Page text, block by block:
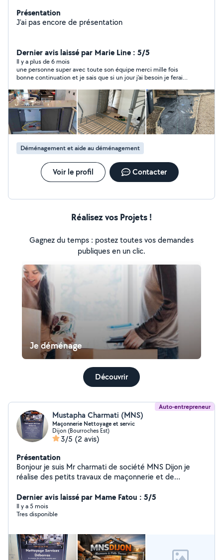
Présentation
J'ai pas encore de présentation
Dernier avis laissé par Marie Line : 5/5
Il y a plus de 6 mois
une personne super avec toute son équipe merci mille fois
bonne continuation et je sais que si un jour j'ai besoin je ferai
Déménagement et aide au déménagement
Voir le profil Contacter
Réalisez vos Projets !
Gagnez du temps : postez toutes vos demandes
publiques en un clic.
Je déménage
Découvrir
Auto-entrepreneur
Mustapha Charmati (MNS)
Maçonnerie Nettoyage et servic
Dijon (Bourroches Est)
3/5 (2 avis)
Présentation
Bonjour je suis Mr charmati de société MNS Dijon je
réalise des petits travaux de maçonnerie et de
Dernier avis laissé par Mame Fatou : 5/5
Il y a 5 mois
Tres disponible